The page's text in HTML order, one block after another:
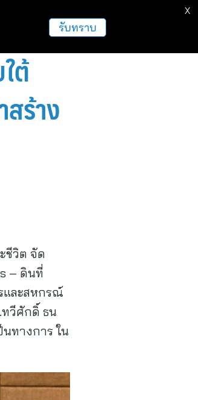
ฝากข่าวประชาสัมพันธ์
ต้
ร้าง
ชีวิต จัด
– ดินที่
และสหกรณ์
ทวีศักดิ์ ธน
ทางการ ใน
รับทราบ
X